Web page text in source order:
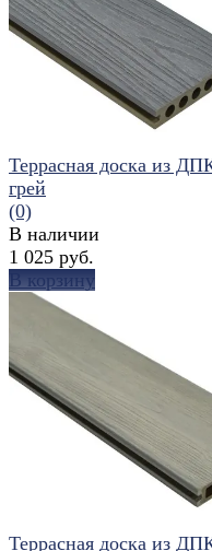
избранное сравнить
Террасная доска из
грей
(0)
В наличии
1 025 руб.
В корзину
Террасная доска из